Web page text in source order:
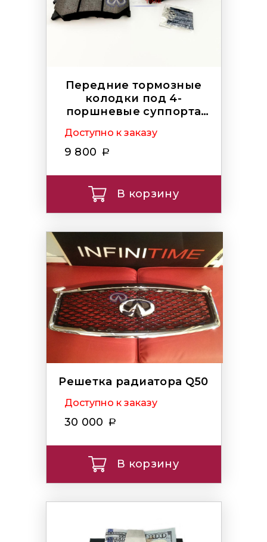
Передние тормозные
колодки под 4-
поршневые суппорта
Доступно к заказу
9 800
В корзину
Решетка радиатора Q50
Доступно к заказу
30 000
В корзину